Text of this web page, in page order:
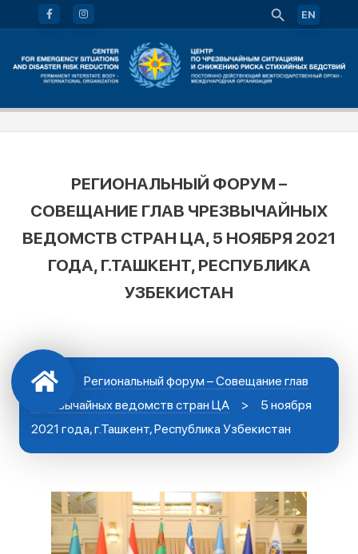
EN
РЕГИОНАЛЬНЫЙ ФОРУМ –
СОВЕЩАНИЕ ГЛАВ ЧРЕЗВЫЧАЙНЫХ
ВЕДОМСТВ СТРАН ЦА, 5 НОЯБРЯ 2021
ГОДА, Г.ТАШКЕНТ, РЕСПУБЛИКА
УЗБЕКИСТАН
Региональный форум – Совещание глав
чрезвычайных ведомств стран ЦА
>
5 ноября
2021 года, г.Ташкент, Республика Узбекистан